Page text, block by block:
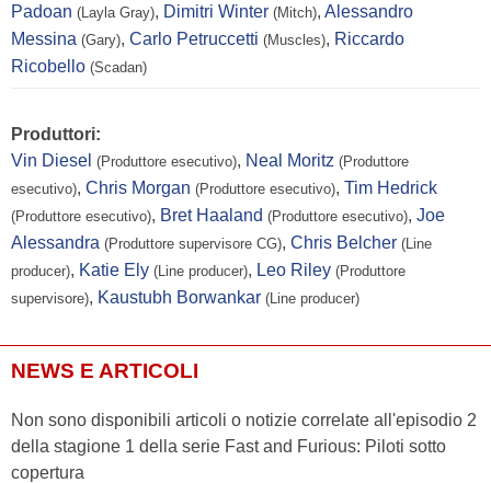
Padoan (Layla Gray), Dimitri Winter (Mitch), Alessandro
Messina (Gary), Carlo Petruccetti (Muscles), Riccardo
Ricobello (Scadan)
Produttori:
Vin Diesel (Produttore esecutivo), Neal Moritz (Produttore
esecutivo), Chris Morgan (Produttore esecutivo), Tim Hedrick
(Produttore esecutivo), Bret Haaland (Produttore esecutivo), Joe
Alessandra (Produttore supervisore CG), Chris Belcher (Line
producer), Katie Ely (Line producer), Leo Riley (Produttore
supervisore), Kaustubh Borwankar (Line producer)
NEWS E ARTICOLI
Non sono disponibili articoli o notizie correlate all'episodio 2
della stagione 1 della serie Fast and Furious: Piloti sotto
copertura